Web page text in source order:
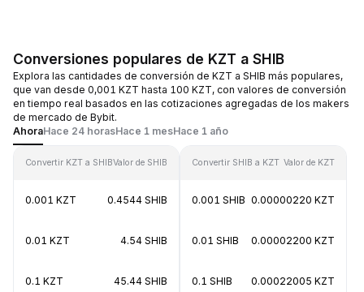
Conversiones populares de KZT a SHIB
Explora las cantidades de conversión de KZT a SHIB más populares,
que van desde 0,001 KZT hasta 100 KZT, con valores de conversión
en tiempo real basados en las cotizaciones agregadas de los makers
de mercado de Bybit.
AhoraHace 24 horasHace 1 mesHace 1 año
Convertir KZT a SHIBValor de SHIB
0.001 KZT 0.4544 SHIB
0.01 KZT 4.54 SHIB
0.1 KZT 45.44 SHIB
Convertir SHIB a KZT Valor de KZT
0.001 SHIB 0.00000220 KZT
0.01 SHIB 0.00002200 KZT
0.1 SHIB 0.00022005 KZT